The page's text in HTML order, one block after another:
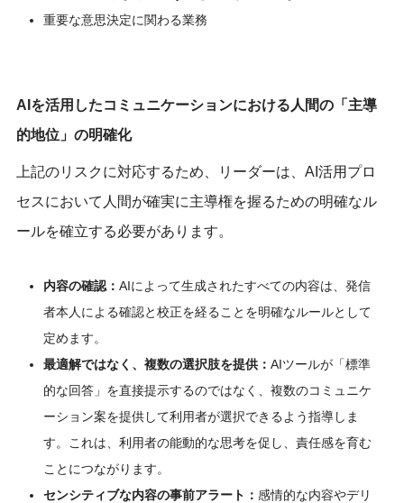
重要な意思決定に関わる業務
AIを活用したコミュニケーションにおける人間の「主導
的地位」の明確化
上記のリスクに対応するため、リーダーは、AI活用プロ
セスにおいて人間が確実に主導権を握るための明確なル
ールを確立する必要があります。
内容の確認： AIによって生成されたすべての内容は、発信
者本人による確認と校正を経ることを明確なルールとして
定めます。
最適解ではなく、複数の選択肢を提供： AIツールが「標準
的な回答」を直接提示するのではなく、複数のコミュニケ
ーション案を提供して利用者が選択できるよう指導しま
す。これは、利用者の能動的な思考を促し、責任感を育む
ことにつながります。
センシティブな内容の事前アラート： 感情的な内容やデリ